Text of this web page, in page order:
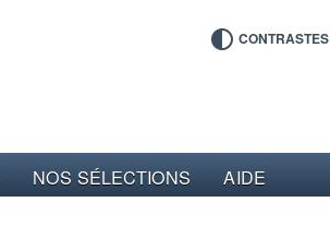
CONTRASTES
NOS SÉLECTIONS AIDE